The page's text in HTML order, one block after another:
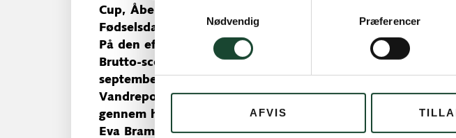
Nødvendig
Præferencer
AFVIS
Cup, Åben Damedag, venskabsmatcher mod Rungsted og
Fødselsdagsmatch, udflugt mm.
På den efterfølgende generalforsamling blev der uddelt
Brutto-score. Den gik til Vivian Hallstein, som gik en
september. Ingelise Randow vandt Round Robin-
Vandrepokalerne uddeles til den spiller i henholdsvis A, B,
gennem hele sæsonen får flest point på årstavlen. De gik
Eva Bramsnæs, C, Else Bjerg-Pedersen. Else Ankerstjerne